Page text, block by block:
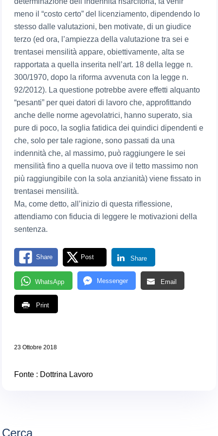
meno il “costo certo” del licenziamento, dipendendo lo
stesso dalle valutazioni, ben motivate, di un giudice
terzo (ed ora, l’ampiezza della valutazione tra sei e
trentasei mensilità appare, obiettivamente, alta se
rapportata a quella inserita nell’art. 18 della legge n.
300/1970, dopo la riforma avvenuta con la legge n.
92/2012). La questione potrebbe avere effetti alquanto
“pesanti” per quei datori di lavoro che, approfittando
anche delle norme agevolatrici, hanno superato, sia
pure di poco, la soglia fatidica dei quindici dipendenti e
che, solo per tale ragione, sono passati da una
indennità che, al massimo, può raggiungere le sei
mensilità fino a quella nuova ove il tetto massimo non
più raggiungibile con la sola anzianità) viene fissato in
trentasei mensilità.
Ma, come detto, all’inizio di questa riflessione,
attendiamo con fiducia di leggere le motivazioni della
sentenza.
Share Post Share
WhatsApp Messenger Email
Print
23 Ottobre 2018
Fonte : Dottrina Lavoro
Cerca